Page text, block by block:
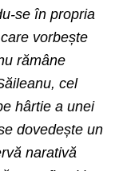
se în propria
vorbește
rămâne
cel
hârtie a unei
dovedește un
narativă